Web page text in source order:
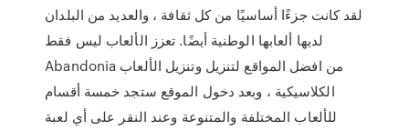
لقد كانت جزءًا أساسيًا من كل ثقافة ، والعديد من البلدان
لديها ألعابها الوطنية أيضًا. تعزز الألعاب ليس فقط
Abandonia من افضل المواقع لتنزيل وتنزيل الألعاب
الكلاسيكية ، وبعد دخول الموقع ستجد خمسة أقسام
للألعاب المختلفة والمتنوعة وعند النقر على أي لعبة